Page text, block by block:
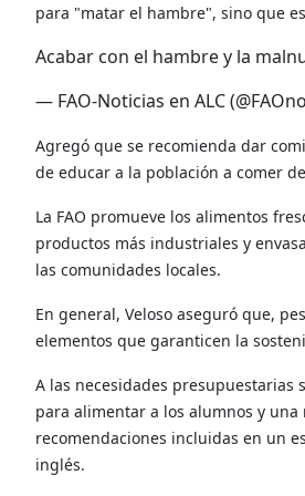
para "matar el hambre", sino que
Acabar con el hambre y la
— FAO-Noticias en ALC
Agregó que se recomienda dar
de educar a la población a comer
La FAO promueve los alimentos
productos más industriales y
las comunidades locales.
En general, Veloso aseguró que,
elementos que garanticen la
A las necesidades presupuestarias
para alimentar a los alumnos y
recomendaciones incluidas en un
inglés.